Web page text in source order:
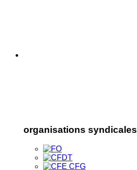
organisations syndicales